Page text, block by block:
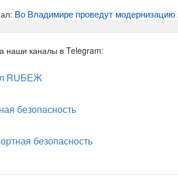
Во Владимире проведут модернизацию
наши каналы в Telegram:
RUБЕЖ
безопасность
безопасность